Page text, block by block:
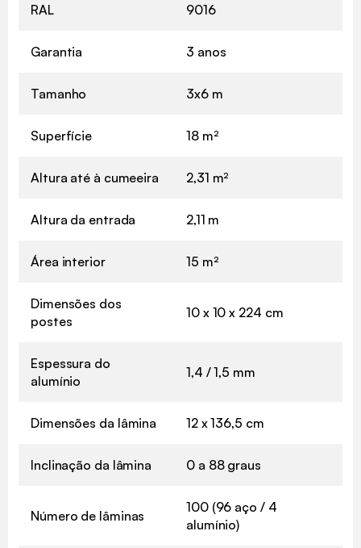
RAL 9016
Garantia 3 anos
Tamanho 3x6 m
Superfície 18 m²
Altura até à cumeeira 2,31 m²
Altura da entrada 2,11 m
Área interior 15 m²
Dimensões dos
postes
10 x 10 x 224 cm
Espessura do
alumínio
1,4 / 1,5 mm
Dimensões da lâmina 12 x 136,5 cm
Inclinação da lâmina 0 a 88 graus
Número de lâminas
100 (96 aço / 4
alumínio)